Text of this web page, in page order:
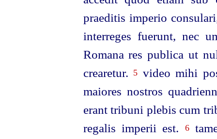
praeditis imperio
interreges fuerunt, nec
Romana res publica ut
crearetur. 5 video mihi
maiores nostros
erant tribuni plebis cum
regalis imperii est.
6